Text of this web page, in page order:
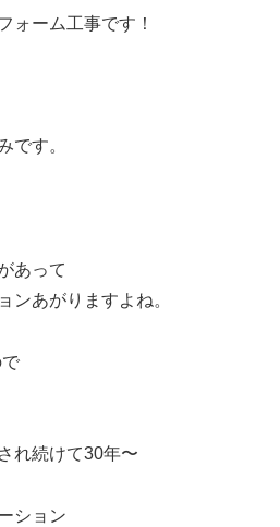
ォーム工事です！
です。
あって
ンあがりますよね。
れ続けて30年〜
ション